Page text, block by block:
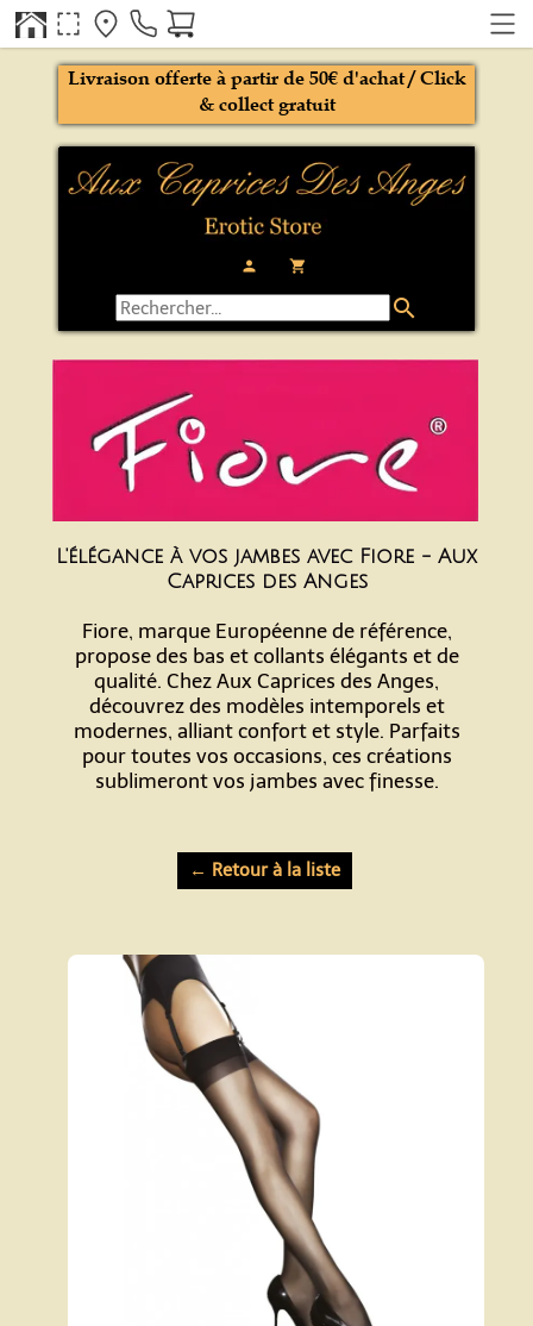
person local_grocery_store
Livraison offerte à partir de 50€ d'achat / Click
& collect gratuit
search
L'élégance à vos jambes avec Fiore - Aux
Caprices des Anges
Fiore, marque Européenne de référence,
propose des bas et collants élégants et de
qualité. Chez Aux Caprices des Anges,
découvrez des modèles intemporels et
modernes, alliant confort et style. Parfaits
pour toutes vos occasions, ces créations
sublimeront vos jambes avec finesse.
← Retour à la liste